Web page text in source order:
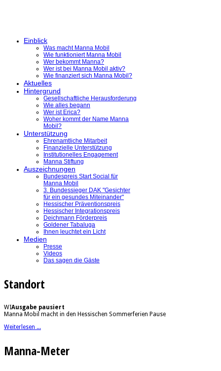
Einblick
Was macht Manna Mobil
Wie funktioniert Manna Mobil
Wer bekommt Manna?
Wer ist bei Manna Mobil aktiv?
Wie finanziert sich Manna Mobil?
Aktuelles
Hintergrund
Gesellschaftliche Herausforderung
Wie alles begann
Wer ist Erica?
Woher kommt der Name Manna
Mobil?
Unterstützung
Ehrenamtliche Mitarbeit
Finanzielle Unterstützung
Institutionelles Engagement
Manna Stiftung
Auszeichnungen
Bundespreis Start Social für
Manna Mobil
3. Bundessieger DAK "Gesichter
für ein gesundes Miteinander"
Hessischer Präventionspreis
Hessischer Integrationspreis
Deichmann Förderpreis
Goldener Tabaluga
Ihnen leuchtet ein Licht
Medien
Presse
Videos
Das sagen die Gäste
Standort
WIAusgabe pausiert
Manna Mobil macht in den Hessischen Sommerferien Pause
Weiterlesen ...
Manna-Meter